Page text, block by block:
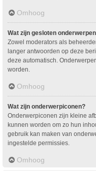
Omhoog
Wat zijn gesloten
Zowel moderators als
langer antwoorden op deze
deze automatisch.
worden.
Omhoog
Wat zijn onderwerpiconen?
Onderwerpiconen zijn kleine
kunnen worden om zo hun
gebruik kan maken van
ingestelde permissies.
Omhoog